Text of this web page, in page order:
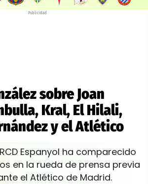
Publicidad
sobre Joan
Kral, El Hilali,
y el Atlético
Espanyol ha comparecido
en la rueda de prensa previa
el Atlético de Madrid.